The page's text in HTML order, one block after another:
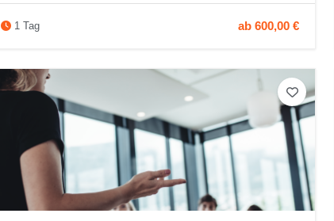
1 Tag ab 600,00 €